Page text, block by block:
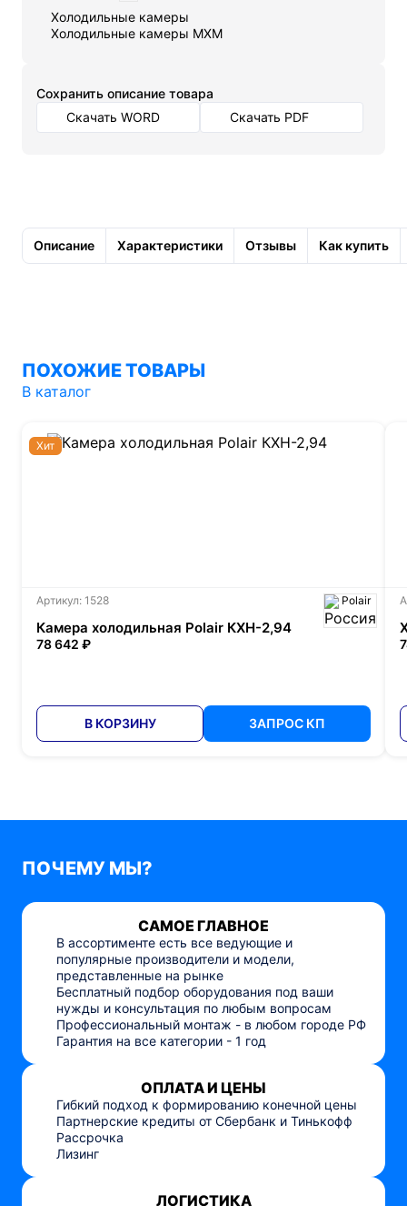
Холодильные камеры
Холодильные камеры МХМ
Cохранить описание товара
Скачать WORD
Скачать PDF
Описание Характеристики Отзывы Как купить
ПОХОЖИЕ ТОВАРЫ
В каталог
Артикул: 1528 Polair
Камера холодильная Polair КХН-2,94
Хит
78 642 ₽
В КОРЗИНУ ЗАПРОС КП
ПОЧЕМУ МЫ?
САМОЕ ГЛАВНОЕ
В ассортименте есть все ведующие и
популярные производители и модели,
представленные на рынке
Бесплатный подбор оборудования под ваши
нужды и консультация по любым вопросам
Профессиональный монтаж - в любом городе РФ
Гарантия на все категории - 1 год
ОПЛАТА И ЦЕНЫ
Гибкий подход к формированию конечной цены
Партнерские кредиты от Сбербанк и Тинькофф
Рассрочка
Лизинг
ЛОГИСТИКА